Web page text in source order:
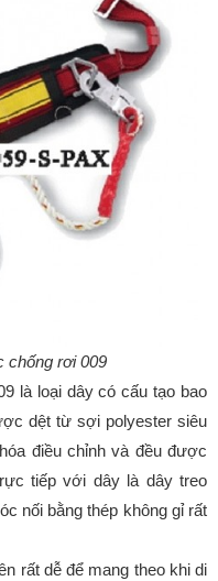
chống rơi 009
là loại dây có cấu tạo bao
dệt từ sợi polyester siêu
điều chỉnh và đều được
tiếp với dây là dây treo
nối bằng thép không gỉ rất
rất dễ để mang theo khi di